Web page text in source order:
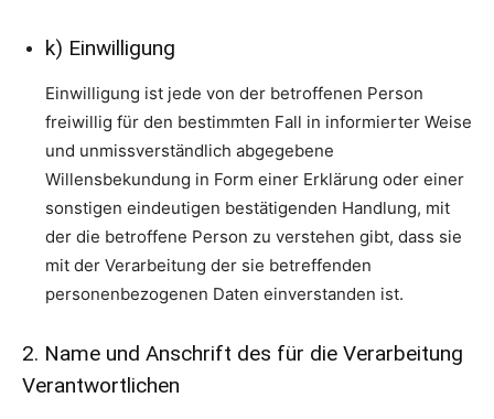
k) Einwilligung
Einwilligung ist jede von der betroffenen Person
freiwillig für den bestimmten Fall in informierter Weise
und unmissverständlich abgegebene
Willensbekundung in Form einer Erklärung oder einer
sonstigen eindeutigen bestätigenden Handlung, mit
der die betroffene Person zu verstehen gibt, dass sie
mit der Verarbeitung der sie betreffenden
personenbezogenen Daten einverstanden ist.
2. Name und Anschrift des für die Verarbeitung
Verantwortlichen